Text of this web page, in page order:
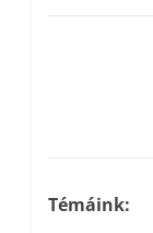
Témáink: